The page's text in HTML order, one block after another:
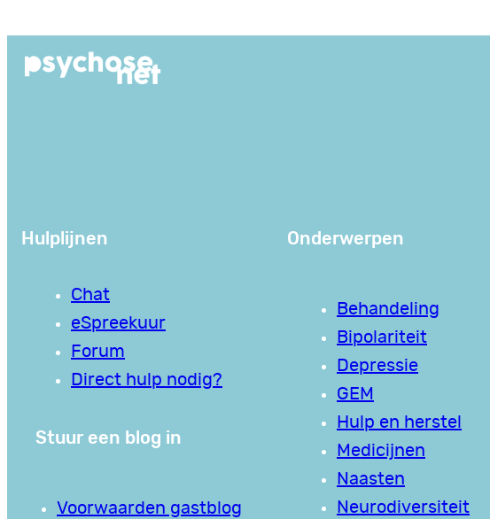
de
Hulplijnen
Chat
eSpreekuur
Forum
Direct hulp nodig?
Stuur een blog in
Voorwaarden gastblog
Onderwerpen
Behandeling
Bipolariteit
Depressie
GEM
Hulp en herstel
Medicijnen
Naasten
Neurodiversiteit